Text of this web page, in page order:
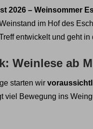
2026 – Weinsommer
im Hof des
entwickelt und geht in
Weinlese ab
starten wir
viel Bewegung ins